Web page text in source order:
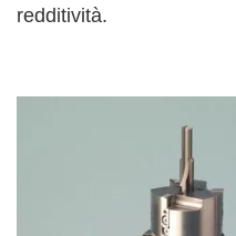
redditività.